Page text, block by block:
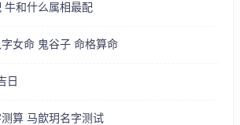
牛和什么属相最配
女命 鬼谷子 命格算命
日
算 马歆玥名字测试